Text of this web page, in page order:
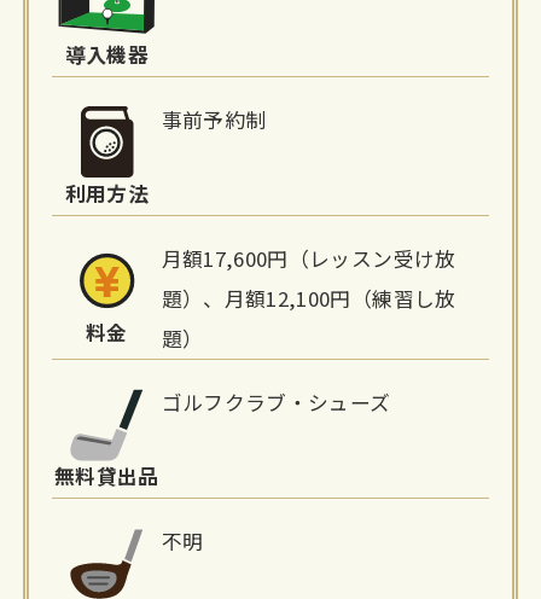
報
導入機器
利用方法
事前予約制
料金
月額17,600円（レッスン受け放
題）、月額12,100円（練習し放
題）
無料貸出品
ゴルフクラブ・シューズ
不明